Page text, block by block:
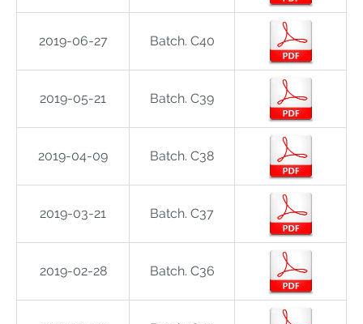
2019-06-27 Batch. C40
2019-05-21 Batch. C39
2019-04-09 Batch. C38
2019-03-21 Batch. C37
2019-02-28 Batch. C36